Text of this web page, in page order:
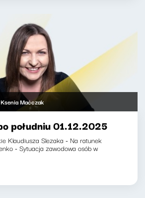
Ksenia Maćczak
południu 01.12.2025
Klaudiusza Slezaka - Na ratunek
- Sytuacja zawodowa osób w